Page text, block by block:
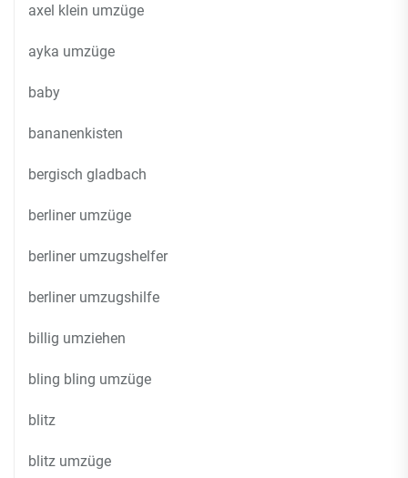
axel klein umzüge
ayka umzüge
baby
bananenkisten
bergisch gladbach
berliner umzüge
berliner umzugshelfer
berliner umzugshilfe
billig umziehen
bling bling umzüge
blitz
blitz umzüge